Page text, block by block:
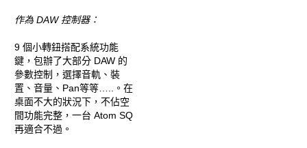
作為 DAW 控制器：
9 個小轉鈕搭配系統功能
鍵，包辦了大部分 DAW 的
參數控制，選擇音軌、裝
置、音量、Pan等等…..。在
桌面不大的狀況下，不佔空
間功能完整，一台 Atom SQ
再適合不過。